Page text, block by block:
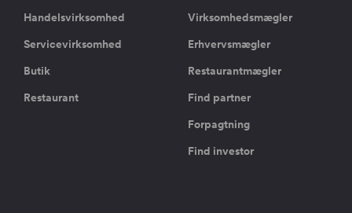
Handelsvirksomhed
Servicevirksomhed
Butik
Restaurant
Virksomhedsmægler
Erhvervsmægler
Restaurantmægler
Find partner
Forpagtning
Find investor